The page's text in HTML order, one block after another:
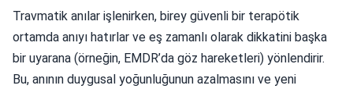
Travmatik anılar işlenirken, birey güvenli bir terapötik
ortamda anıyı hatırlar ve eş zamanlı olarak dikkatini başka
bir uyarana (örneğin, EMDR’da göz hareketleri) yönlendirir.
Bu, anının duygusal yoğunluğunun azalmasını ve yeni